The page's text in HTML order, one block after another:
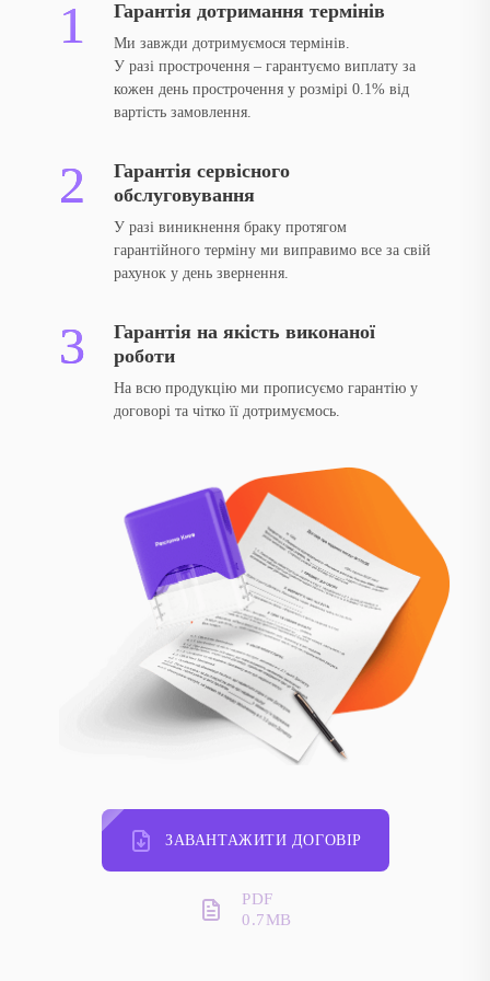
пропонуємо професійні послуги дизайну: розробку логотипів,
рекламних макетів, презентацій, фірмових стилів. Креативне
оформлення робить бренд привабливим і таким, що
аудиторію.
Розміщення реклами
Навіть найякісніший макет потребує правильної подачі. Ми
друкованих виданнях і на цифрових екранах. Такий підхід
допомагає досягти максимального охоплення аудиторії та
послуг у “Реклама Київ”
Чому клієнти обирають саме нас:
Повний комплекс рішень для просування «під ключ».
Професійна розробка стратегій і візуальних концепцій.
Сучасні технології друку та виготовлення конструкцій.
Можливість замовити послуги недорого, зберігши високу
Прозора вартість, точні терміни та стабільний результат.
Індивідуальний підхід до кожного клієнта.
Реальні інструменти, що підвищують упізнаваність бренду.
Гарантія дотримання термінів
Ми завжди дотримуємося термінів.
У разі прострочення – гарантуємо виплату за
кожен день прострочення у розмірі 0.1% від
вартість замовлення.
Гарантія сервісного
обслуговування
У разі виникнення браку протягом
гарантійного терміну ми виправимо все за свій
рахунок у день звернення.
Гарантія на якість виконаної
роботи
На всю продукцію ми прописуємо гарантію у
договорі та чітко її дотримуємось.
ЗАВАНТАЖИТИ ДОГОВІР
PDF
0.7MB